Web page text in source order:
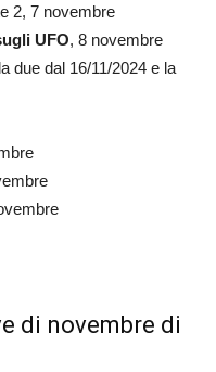
2, 7 novembre
UFO, 8 novembre
due dal 16/11/2024 e la
di novembre di